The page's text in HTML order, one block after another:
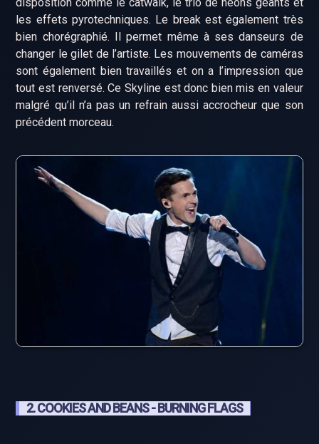
les effets pyrotechniques. Le break est également très
bien chorégraphié. Il permet même à ses danseurs de
changer le gilet de l’artiste. Les mouvements de caméras
sont également bien travaillés et on a l’impression que
tout est renversé. Ce Skyline est donc bien mis en valeur
malgré qu’il n’a pas un refrain aussi accrocheur que son
précédent morceau.
2. COOKIES AND BEANS - BURNING FLAGS